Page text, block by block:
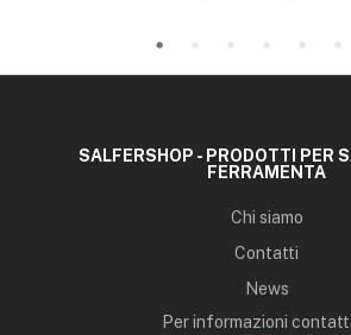
SALFERSHOP - PRODOTTI PER
FERRAMENTA
Chi siamo
Contatti
News
Per informazioni